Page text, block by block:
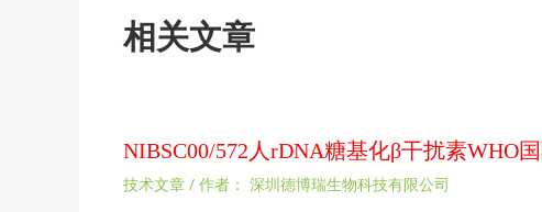
相关文章
NIBSC00/572人rDNA糖基化β干扰素WHO
技术文章 / 作者： 深圳德博瑞生物科技有限公司